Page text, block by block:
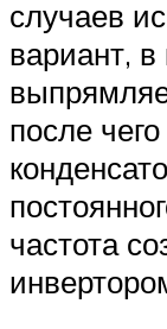
случаев
вариант,
после
частота